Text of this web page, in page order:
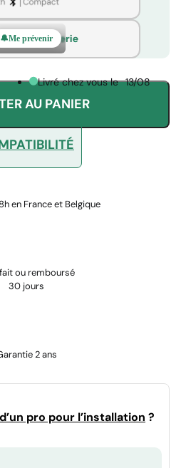
Me prévenir
AU PANIER
Livré chez vous le 13/08
en France et Belgique
ou remboursé
30 jours
2 ans
pro pour l’installation ?